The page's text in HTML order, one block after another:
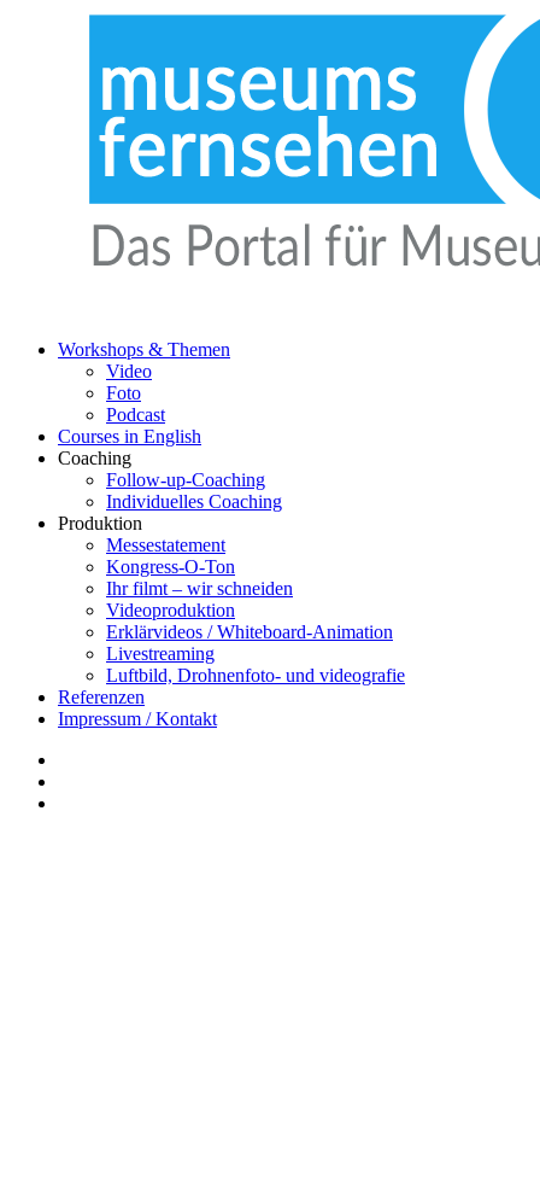
Workshops & Themen
Video
Foto
Podcast
Courses in English
Coaching
Follow-up-Coaching
Individuelles Coaching
Produktion
Messestatement
Kongress-O-Ton
Ihr filmt – wir schneiden
Videoproduktion
Erklärvideos / Whiteboard-Animation
Livestreaming
Luftbild, Drohnenfoto- und videografie
Referenzen
Impressum / Kontakt